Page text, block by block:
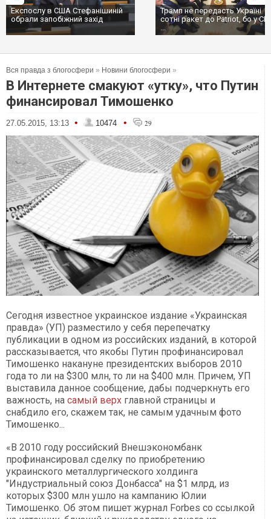
Експослу в США Стефанішиній
обрали запобіжний захід
Трамп не передасть Україні
сотні ракет до Patriot, бо у
...
Вся правда з блогосфери » Новини блогосфери »
В Интернете смакуют «утку», что Путин
финансировал Тимошенко
27.05.2015, 13:13 • 10474 • 29
Сегодня известное украинское издание «Украинская
правда» (УП) разместило у себя перепечатку
публикации в одном из российских изданий, в которой
рассказывается, что якобы Путин профинансировал
Тимошенко накануне президентских выборов 2010
года то ли на $300 млн, то ли на $400 млн. Причем, УП
выставила данное сообщение, дабы подчеркнуть его
важность, на самый верх главной страницы и
снабдило его, скажем так, не самым удачным фото
Тимошенко...
«В 2010 году российский Внешэкономбанк
профинансировал сделку по приобретению
украинского металлургического холдинга
"Индустриальный союз Донбасса" на $1 млрд, из
которых $300 млн ушло на кампанию Юлии
Тимошенко. Об этом пишет журнал Forbes со ссылкой